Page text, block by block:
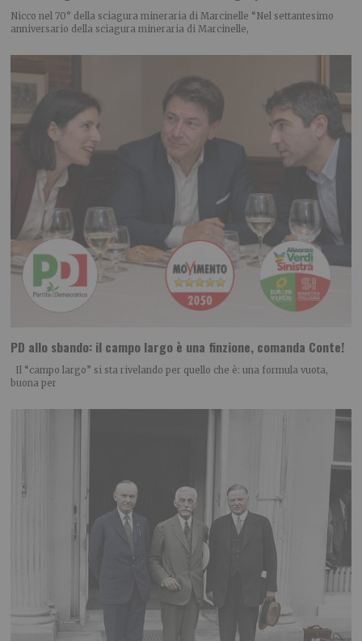
Nicco nel 70° della sciagura mineraria di Marcinelle “Nel settantesimo
anniversario della sciagura mineraria di Marcinelle,
PD allo sbando: il campo largo è una finzione, comanda Conte!
Il “campo largo” si sta rivelando per quello che è: una formula vuota,
buona per